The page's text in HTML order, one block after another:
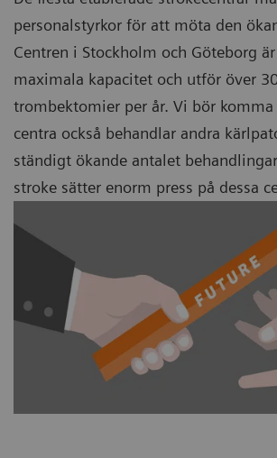
personalstyrkor för att möta den
Centren i Stockholm och Göteborg
maximala kapacitet och utför över
trombektomier per år. Vi bör komma
centra också behandlar andra
ständigt ökande antalet
stroke sätter enorm press på dessa